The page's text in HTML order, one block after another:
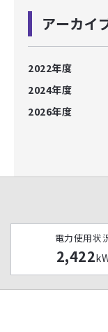
アーカイ
2022年度
2024年度
2026年度
電力使用状
2,422